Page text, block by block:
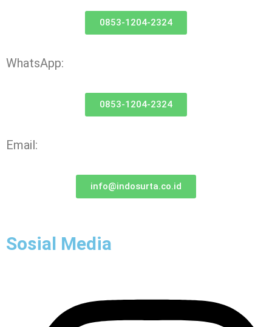
0853-1204-2324
WhatsApp:
0853-1204-2324
Email:
info@indosurta.co.id
Sosial Media